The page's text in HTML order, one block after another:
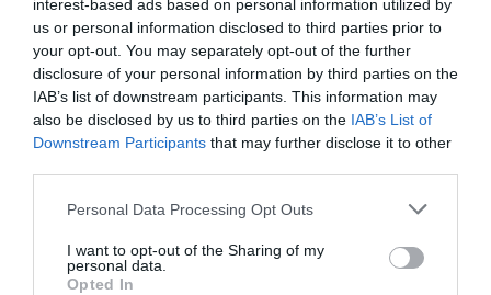
interest-based ads based on personal information utilized by
us or personal information disclosed to third parties prior to
your opt-out. You may separately opt-out of the further
disclosure of your personal information by third parties on the
IAB’s list of downstream participants. This information may
also be disclosed by us to third parties on the IAB’s List of
Downstream Participants that may further disclose it to other
Personal Data Processing Opt Outs
I want to opt-out of the Sharing of my
personal data.
Opted In
την Τέχνη και τον Πολιτισμό!
Ακολουθήστε το Culturenow.gr
Σχετικά Άρθρα